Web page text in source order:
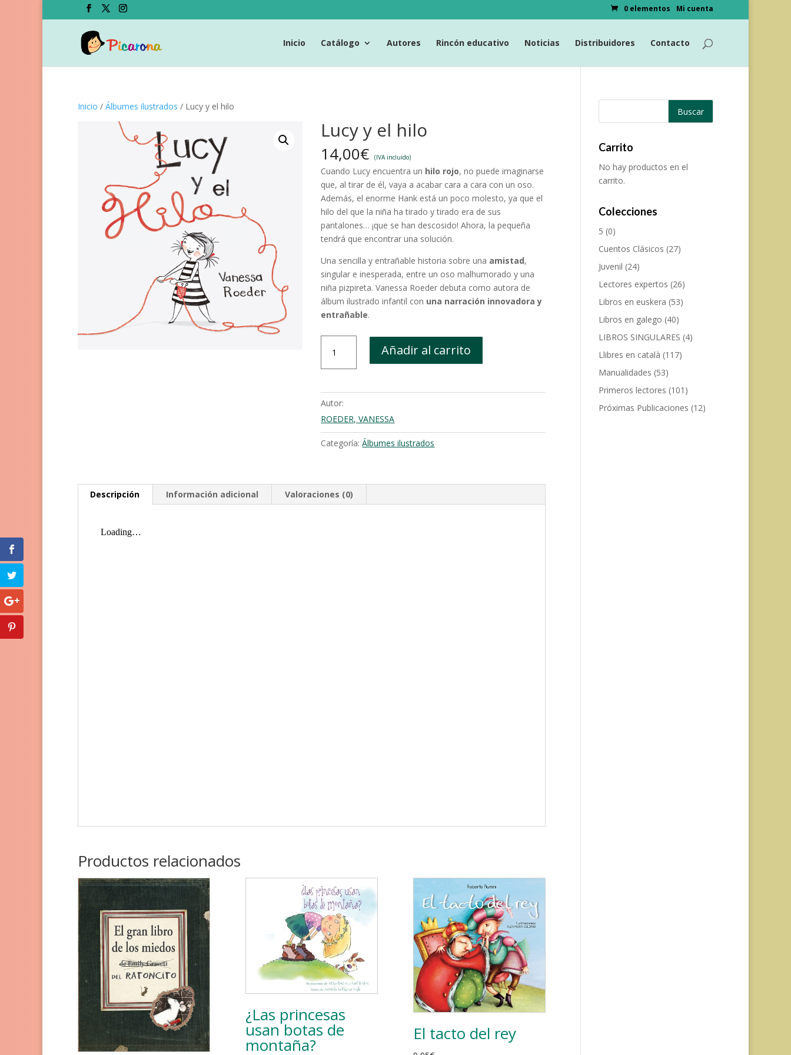
Mi cuenta
0 elementos
Inicio Catálogo Autores Rincón educativo Noticias Distribuidores Contacto
Inicio / Álbumes ilustrados / Lucy y el hilo
Lucy y el hilo
14,00€ (IVA incluido)
Cuando Lucy encuentra un hilo rojo, no puede imaginarse
que, al tirar de él, vaya a acabar cara a cara con un oso.
Además, el enorme Hank está un poco molesto, ya que el
hilo del que la niña ha tirado y tirado era de sus
pantalones… ¡que se han descosido! Ahora, la pequeña
tendrá que encontrar una solución.
Una sencilla y entrañable historia sobre una amistad,
singular e inesperada, entre un oso malhumorado y una
niña pizpireta. Vanessa Roeder debuta como autora de
álbum ilustrado infantil con una narración innovadora y
entrañable.
el
cantidad
Añadir al carrito
Autor:
ROEDER, VANESSA
Categoría:Álbumes ilustrados
Descripción Información adicional Valoraciones (0)
Productos relacionados
¿Las princesas
usan botas de
montaña?
El tacto del rey
Carrito
No hay productos en el
carrito.
Colecciones
5 (0)
Cuentos Clásicos (27)
Juvenil (24)
Lectores expertos (26)
Libros en euskera (53)
Libros en galego (40)
LIBROS SINGULARES (4)
Llibres en català (117)
Manualidades (53)
Primeros lectores (101)
Próximas Publicaciones (12)